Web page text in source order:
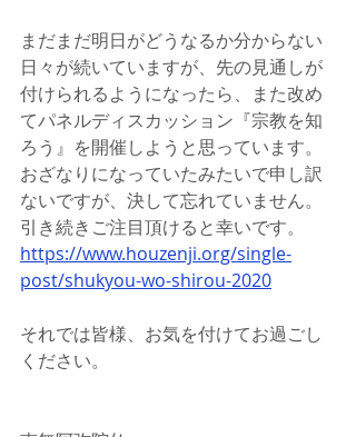
まだまだ明日がどうなるか分からない
日々が続いていますが、先の見通しが
付けられるようになったら、また改め
てパネルディスカッション『宗教を知
ろう』を開催しようと思っています。
おざなりになっていたみたいで申し訳
ないですが、決して忘れていません。
引き続きご注目頂けると幸いです。
https://www.houzenji.org/single-
post/shukyou-wo-shirou-2020
それでは皆様、お気を付けてお過ごし
ください。